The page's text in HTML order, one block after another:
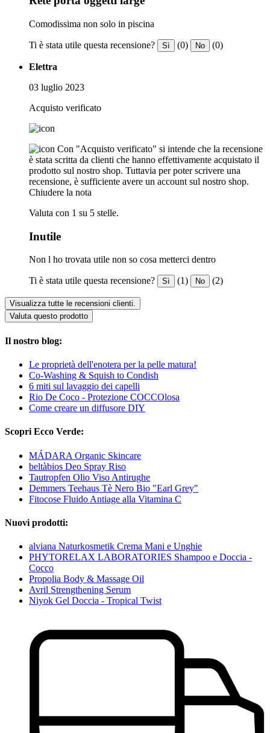
Comodissima non solo in piscina
Ti è stata utile questa recensione? Sì (0) No (0)
Elettra
03 luglio 2023
Acquisto verificato
Con "Acquisto verificato" si intende che la recensione
è stata scritta da clienti che hanno effettivamente acquistato il
prodotto sul nostro shop. Tuttavia per poter scrivere una
recensione, è sufficiente avere un account sul nostro shop.
Chiudere la nota
Valuta con 1 su 5 stelle.
Inutile
Non l ho trovata utile non so cosa metterci dentro
Ti è stata utile questa recensione? Sì (1) No (2)
Visualizza tutte le recensioni clienti.
Valuta questo prodotto
Il nostro blog:
Le proprietà dell'enotera per la pelle matura!
Co-Washing & Squish to Condish
6 miti sul lavaggio dei capelli
Rio De Coco - Protezione COCCOlosa
Come creare un diffusore DIY
Scopri Ecco Verde:
MÁDARA Organic Skincare
beltàbios Deo Spray Riso
Tautropfen Olio Viso Antirughe
Demmers Teehaus Tè Nero Bio "Earl Grey"
Fitocose Fluido Antiage alla Vitamina C
Nuovi prodotti:
alviana Naturkosmetik Crema Mani e Unghie
PHYTORELAX LABORATORIES Shampoo e Doccia -
Cocco
Propolia Body & Massage Oil
Avril Strengthening Serum
Niyok Gel Doccia - Tropical Twist